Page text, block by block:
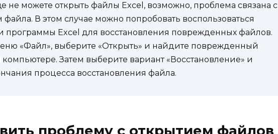
не можете открыть файлы Excel, возможно, проблема связана с
В этом случае можно попробовать воспользоваться
программы Excel для восстановления поврежденных файлов.
«Файл», выберите «Открыть» и найдите поврежденный
Затем выберите вариант «Восстановление» и
процесса восстановления файла.